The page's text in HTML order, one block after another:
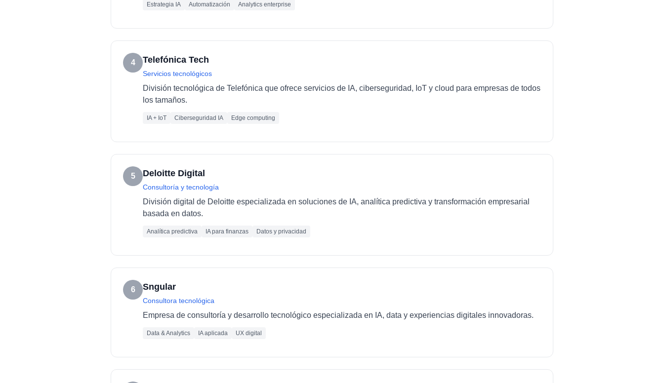
Estrategia IA Automatización Analytics enterprise
4 Telefónica Tech
Servicios tecnológicos
División tecnológica de Telefónica que ofrece servicios de IA, ciberseguridad, IoT y cloud para empresas de todos
los tamaños.
IA + IoT Ciberseguridad IA Edge computing
5 Deloitte Digital
Consultoría y tecnología
División digital de Deloitte especializada en soluciones de IA, analítica predictiva y transformación empresarial
basada en datos.
Analítica predictiva IA para finanzas Datos y privacidad
6 Sngular
Consultora tecnológica
Empresa de consultoría y desarrollo tecnológico especializada en IA, data y experiencias digitales innovadoras.
Data & Analytics IA aplicada UX digital